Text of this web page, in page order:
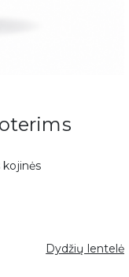
Dydžių lentelė